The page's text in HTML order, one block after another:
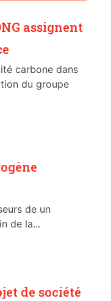
assignent
carbone dans
du groupe
de un
de la...
de société